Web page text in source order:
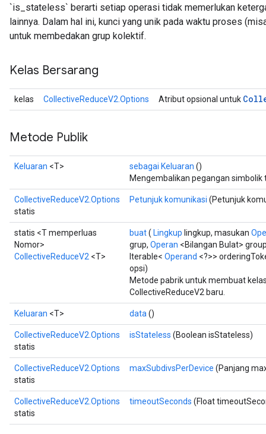
`is_stateless` berarti setiap operasi tidak memerlukan
lainnya. Dalam hal ini, kunci yang unik pada waktu proses
untuk membedakan grup kolektif.
Kelas Bersarang
kelas CollectiveReduceV2.Options Atribut opsional untuk
Metode Publik
Keluaran <T> sebagai Keluaran ()
Mengembalikan pegangan simbolik
CollectiveReduceV2.Options
statis
Petunjuk komunikasi (Petunjuk
statis <T memperluas
Nomor>
CollectiveReduceV2 <T>
buat( Lingkup lingkup, masukan
grup, Operan <Bilangan Bulat>
Iterable< Operand <?>>
opsi)
Metode pabrik untuk membuat
CollectiveReduceV2 baru.
Keluaran <T> data ()
CollectiveReduceV2.Options
statis
isStateless (Boolean isStateless)
CollectiveReduceV2.Options
statis
maxSubdivsPerDevice (Panjang
CollectiveReduceV2.Options
statis
timeoutSeconds (Float